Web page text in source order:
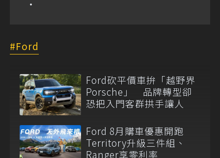
Ford
Ford砍平價車拚「越野界
Porsche」 品牌轉型卻
恐把入門客群拱手讓人
Ford 8月購車優惠開跑
Territory升級三件組、
Ranger享零利率